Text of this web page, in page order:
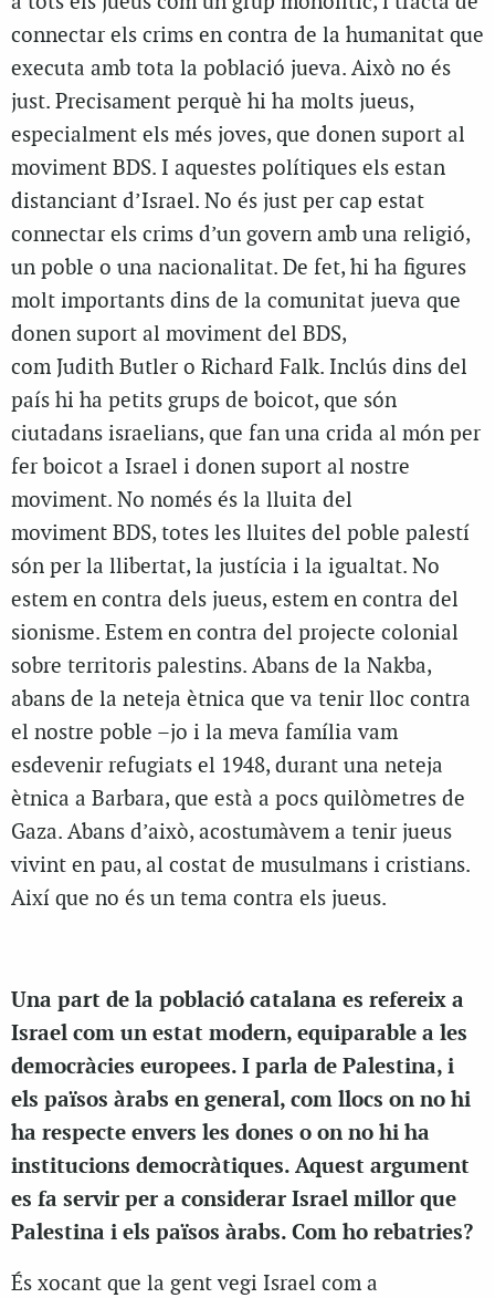
connectar els crims en contra de la humanitat que
executa amb tota la població jueva. Això no és
just. Precisament perquè hi ha molts jueus,
especialment els més joves, que donen suport al
moviment BDS. I aquestes polítiques els estan
distanciant d’Israel. No és just per cap estat
connectar els crims d’un govern amb una religió,
un poble o una nacionalitat. De fet, hi ha figures
molt importants dins de la comunitat jueva que
donen suport al moviment del BDS,
com Judith Butler o Richard Falk. Inclús dins del
país hi ha petits grups de boicot, que són
ciutadans israelians, que fan una crida al món per
fer boicot a Israel i donen suport al nostre
moviment. No només és la lluita del
moviment BDS, totes les lluites del poble palestí
són per la llibertat, la justícia i la igualtat. No
estem en contra dels jueus, estem en contra del
sionisme. Estem en contra del projecte colonial
sobre territoris palestins. Abans de la Nakba,
abans de la neteja ètnica que va tenir lloc contra
el nostre poble –jo i la meva família vam
esdevenir refugiats el 1948, durant una neteja
ètnica a Barbara, que està a pocs quilòmetres de
Gaza. Abans d’això, acostumàvem a tenir jueus
vivint en pau, al costat de musulmans i cristians.
Així que no és un tema contra els jueus.
Una part de la població catalana es refereix a
Israel com un estat modern, equiparable a les
democràcies europees. I parla de Palestina, i
els països àrabs en general, com llocs on no hi
ha respecte envers les dones o on no hi ha
institucions democràtiques. Aquest argument
es fa servir per a considerar Israel millor que
Palestina i els països àrabs. Com ho rebatries?
És xocant que la gent vegi Israel com a